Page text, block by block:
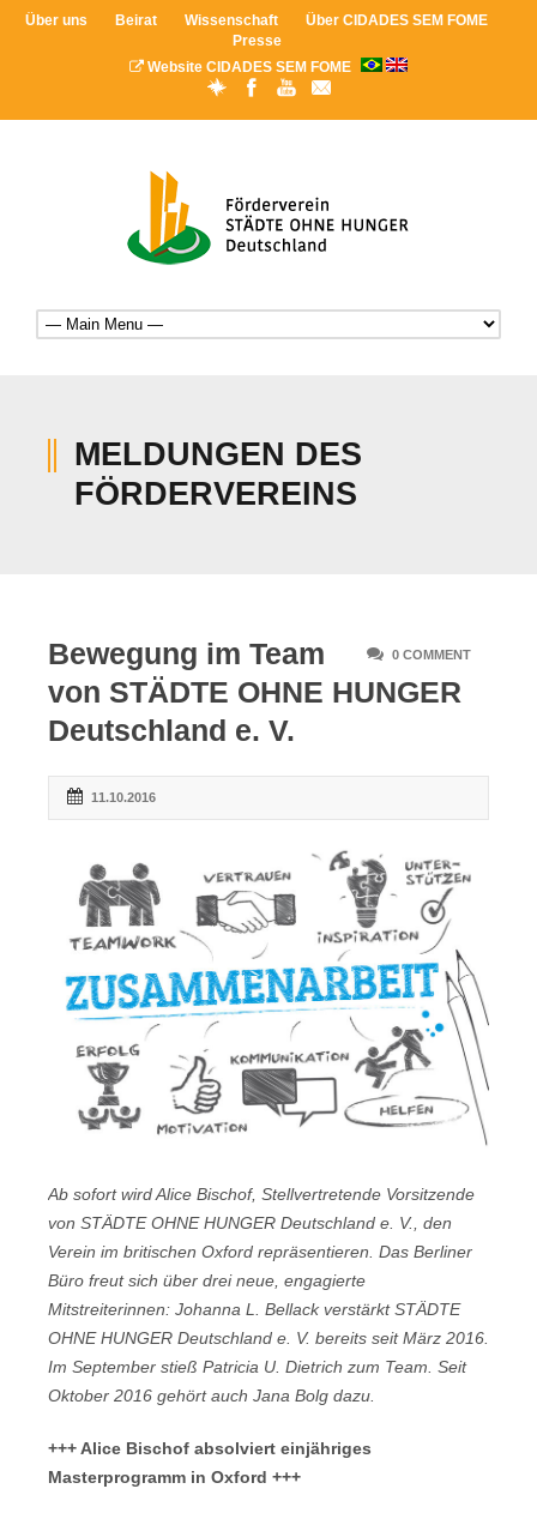
Über uns Beirat Wissenschaft
Über CIDADES SEM FOME
Presse
Website CIDADES SEM FOME
MELDUNGEN DES
FÖRDERVEREINS
0 COMMENT
Bewegung im Team
von STÄDTE OHNE HUNGER
Deutschland e. V.
11.10.2016
Ab sofort wird Alice Bischof, Stellvertretende Vorsitzende
von STÄDTE OHNE HUNGER Deutschland e. V., den
Verein im britischen Oxford repräsentieren. Das Berliner
Büro freut sich über drei neue, engagierte
Mitstreiterinnen: Johanna L. Bellack verstärkt STÄDTE
OHNE HUNGER Deutschland e. V. bereits seit März 2016.
Im September stieß Patricia U. Dietrich zum Team. Seit
Oktober 2016 gehört auch Jana Bolg dazu.
+++ Alice Bischof absolviert einjähriges
Masterprogramm in Oxford +++